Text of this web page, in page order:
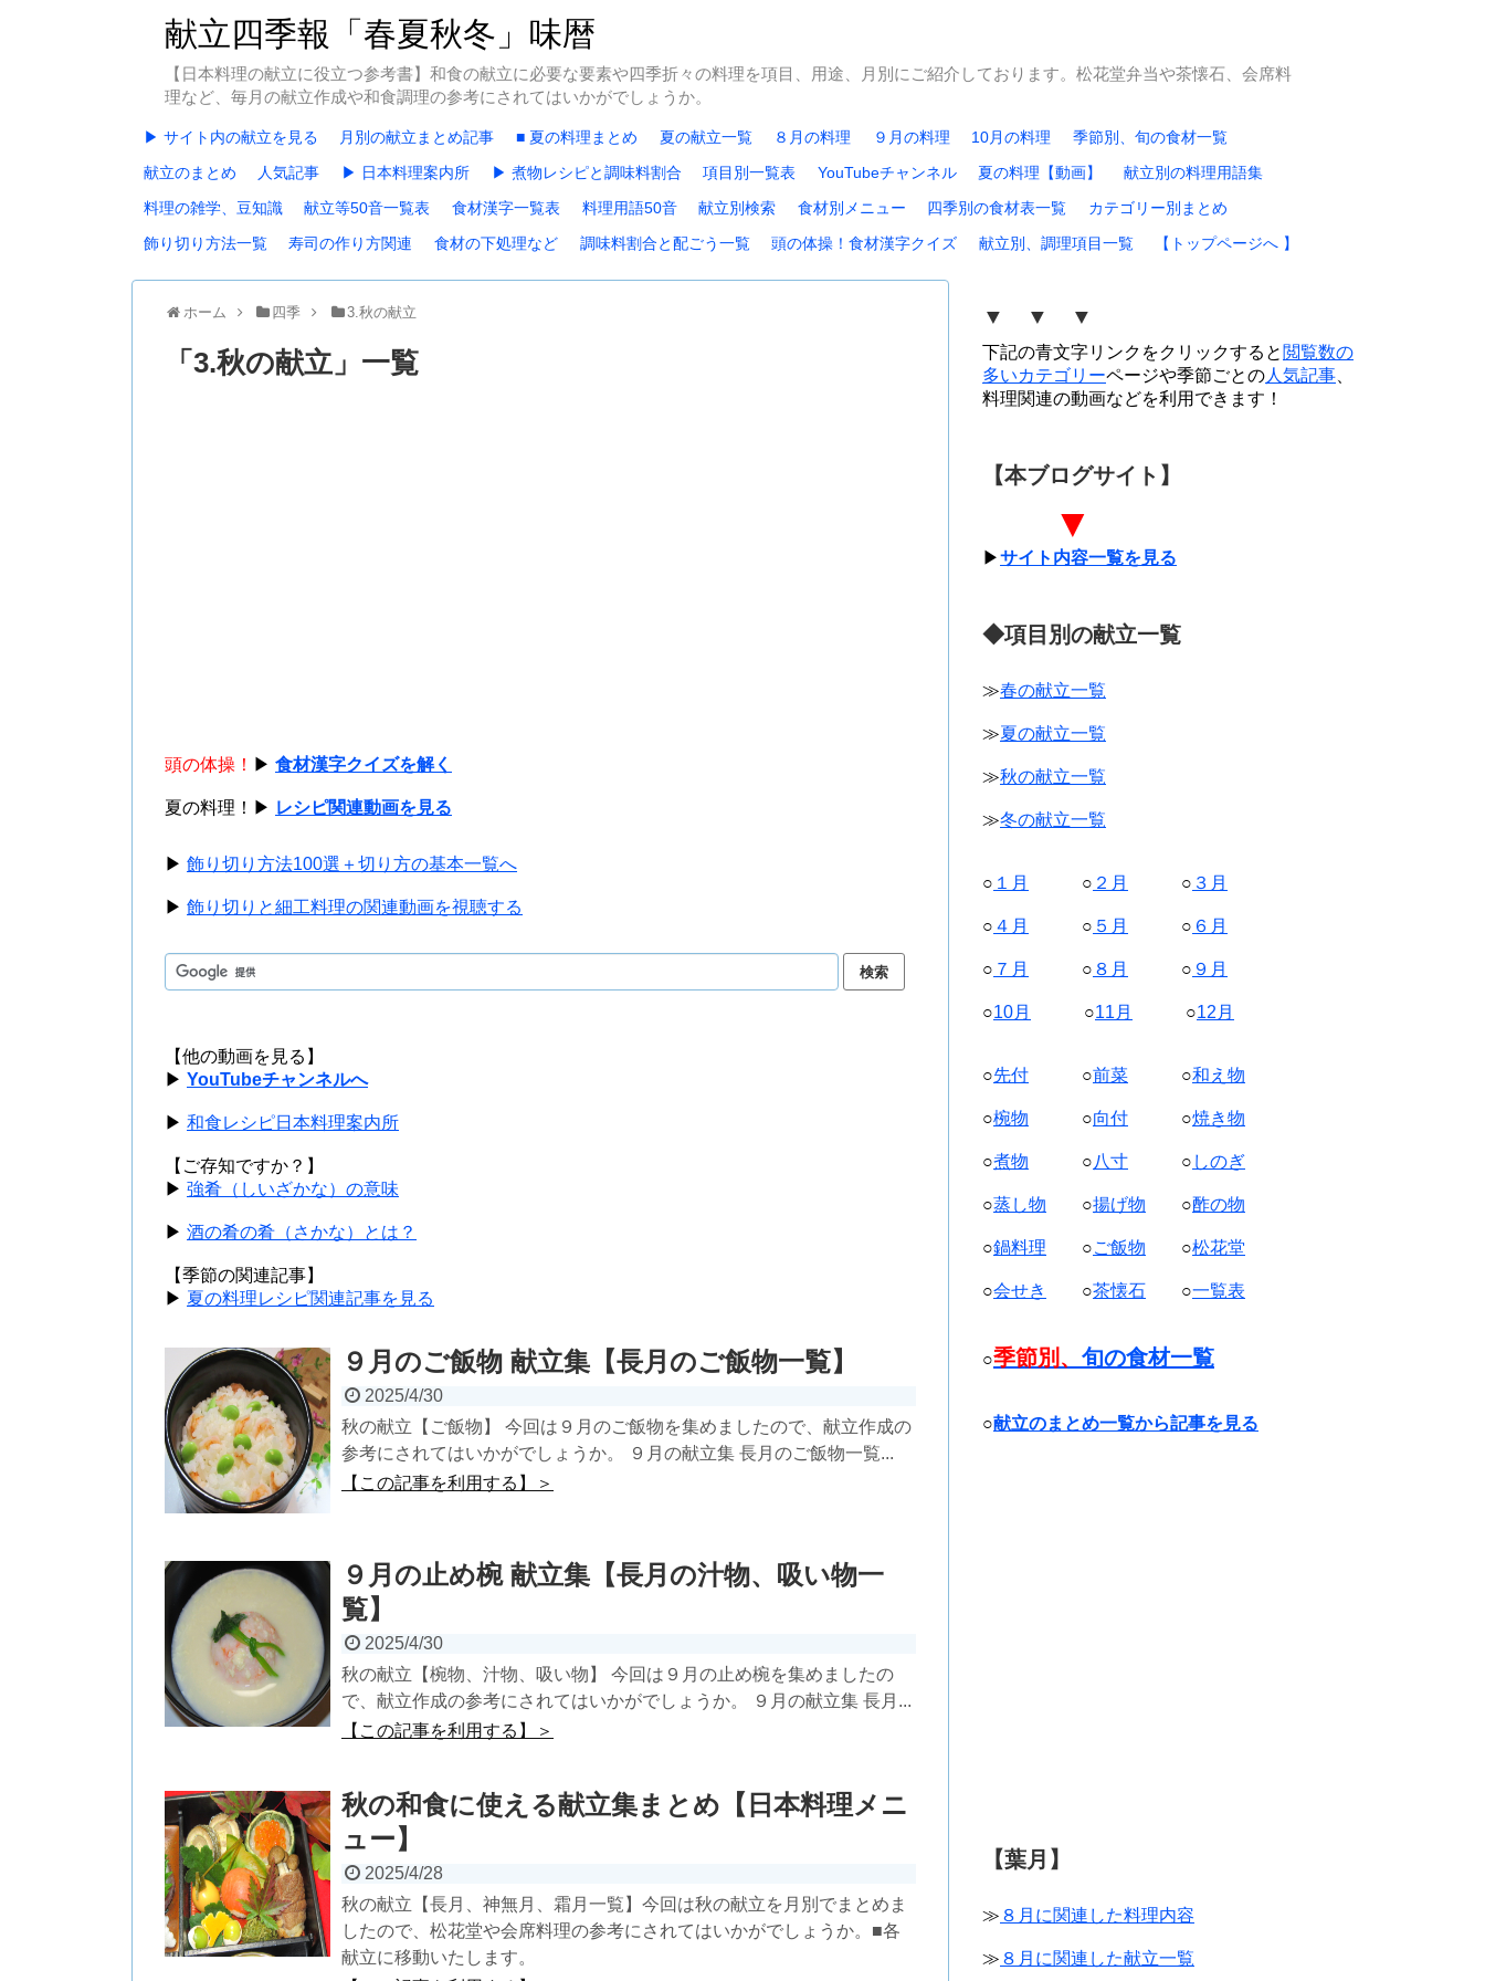
献立四季報「春夏秋冬」味暦
【日本料理の献立に役立つ参考書】和食の献立に必要な要素や四季折々の料理を項目、用途、月別にご紹介しております。松花堂弁当や茶懐石、会席料
理など、毎月の献立作成や和食調理の参考にされてはいかがでしょうか。
▶ サイト内の献立を見る 月別の献立まとめ記事 ■ 夏の料理まとめ 夏の献立一覧 ８月の料理 ９月の料理 10月の料理
季節別、旬の食材一覧
献立のまとめ
人気記事 ▶ 日本料理案内所 ▶ 煮物レシピと調味料割合 項目別一覧表 YouTubeチャンネル 夏の料理【動画】
献立別の料理用語集
料理の雑学、豆知識
献立等50音一覧表 食材漢字一覧表 料理用語50音 献立別検索 食材別メニュー 四季別の食材表一覧
カテゴリー別まとめ
飾り切り方法一覧
寿司の作り方関連 食材の下処理など 調味料割合と配ごう一覧 頭の体操！食材漢字クイズ 献立別、調理項目一覧 【トップページへ 】
ホーム 四季 3.秋の献立
「 3.秋の献立 」 一覧
頭の体操！ ▶ 食材漢字クイズを解く
夏の料理！▶ レシピ関連動画を見る
▶ 飾り切り方法100選＋切り方の基本一覧へ
▶ 飾り切りと細工料理の関連動画を視聴する
【他の動画を見る】
▶ YouTubeチャンネルへ
▶ 和食レシピ日本料理案内所
【ご存知ですか？】
▶ 強肴（しいざかな）の意味
▶ 酒の肴の肴（さかな）とは？
【季節の関連記事】
▶ 夏の料理レシピ関連記事を見る
９月のご飯物 献立集【長月のご飯物一覧】
2025/4/30
秋の献立【ご飯物】 今回は９月のご飯物を集めましたので、献立作成の
参考にされてはいかがでしょうか。 ９月の献立集 長月のご飯物一覧...
【この記事を利用する】＞
９月の止め椀 献立集【長月の汁物、吸い物一
覧】
2025/4/30
秋の献立【椀物、汁物、吸い物】 今回は９月の止め椀を集めましたの
で、献立作成の参考にされてはいかがでしょうか。 ９月の献立集 長月...
【この記事を利用する】＞
秋の和食に使える献立集まとめ【日本料理メニ
ュー】
2025/4/28
秋の献立【長月、神無月、霜月一覧】今回は秋の献立を月別でまとめま
したので、松花堂や会席料理の参考にされてはいかがでしょうか。■各
献立に移動いたします。
▼ ▼ ▼
下記の青文字リンクをクリックすると 閲覧数の
多いカテゴリーページや季節ごとの人気記事
料理関連の動画などを利用できます！
【本ブログサイト】
▼
▶サイト内容一覧を見る
◆項目別の献立一覧
≫春の献立一覧
≫夏の献立一覧
≫秋の献立一覧
≫冬の献立一覧
○ １月 ○ ２月 ○ ３月
○ ４月 ○ ５月 ○ ６月
○ ７月 ○ ８月 ○ ９月
○10月 ○11月 ○12月
○先付 ○前菜 ○和え物
○椀物 ○向付 ○焼き物
○煮物 ○八寸 ○ しのぎ
○蒸し物 ○揚げ物 ○酢の物
○鍋料理 ○ご飯物 ○松花堂
○会せき ○茶懐石 ○一覧表
○季節別、 旬の食材一覧
○献立のまとめ一覧から記事を見る
【葉月】
≫ ８月に関連した料理内容
≫ ８月に関連した献立一覧